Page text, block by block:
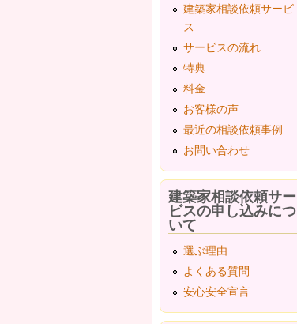
建築家相談依頼サービ
ス
サービスの流れ
特典
料金
お客様の声
最近の相談依頼事例
お問い合わせ
建築家相談依頼サー
ビスの申し込みにつ
いて
選ぶ理由
よくある質問
安心安全宣言